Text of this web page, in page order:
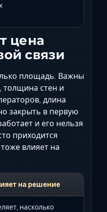
цена
связи
площадь. Важны
толщина стен и
длина
закрыть в первую
и его нельзя
приходится
влияет на
на решение
насколько